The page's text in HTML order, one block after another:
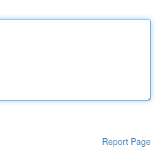
Report Page